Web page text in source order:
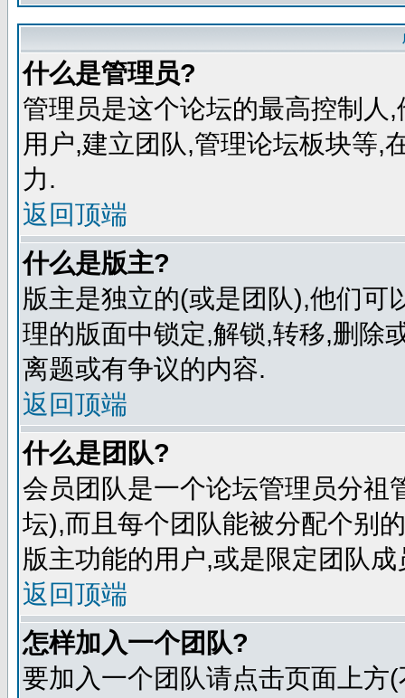
什么是管理员?
管理员是这个论坛的最高控制人
用户,建立团队,管理论坛板块等,
力.
返回顶端
什么是版主?
版主是独立的(或是团队),他们可
理的版面中锁定,解锁,转移,删除
离题或有争议的内容.
返回顶端
什么是团队?
会员团队是一个论坛管理员分祖
坛),而且每个团队能被分配个别
版主功能的用户,或是限定团队
返回顶端
怎样加入一个团队?
要加入一个团队请点击页面上方